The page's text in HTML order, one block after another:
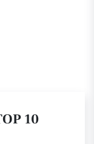
10